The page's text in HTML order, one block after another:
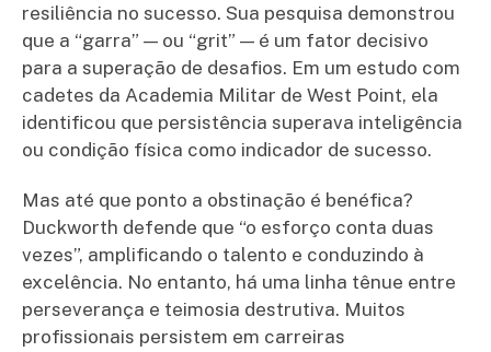
resiliência no sucesso. Sua pesquisa demonstrou
que a “garra” — ou “grit” — é um fator decisivo
para a superação de desafios. Em um estudo com
cadetes da Academia Militar de West Point, ela
identificou que persistência superava inteligência
ou condição física como indicador de sucesso.
Mas até que ponto a obstinação é benéfica?
Duckworth defende que “o esforço conta duas
vezes”, amplificando o talento e conduzindo à
excelência. No entanto, há uma linha tênue entre
perseverança e teimosia destrutiva. Muitos
profissionais persistem em carreiras